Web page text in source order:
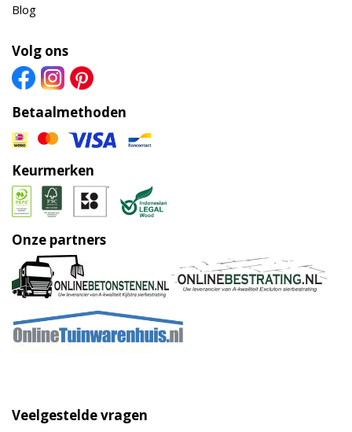
Blog
Volg ons
Betaalmethoden
Keurmerken
Onze partners
Veelgestelde vragen